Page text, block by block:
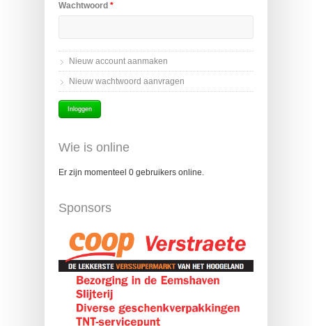
Wachtwoord *
Nieuw account aanmaken
Nieuw wachtwoord aanvragen
Wie is online
Er zijn momenteel 0 gebruikers online.
Sponsors